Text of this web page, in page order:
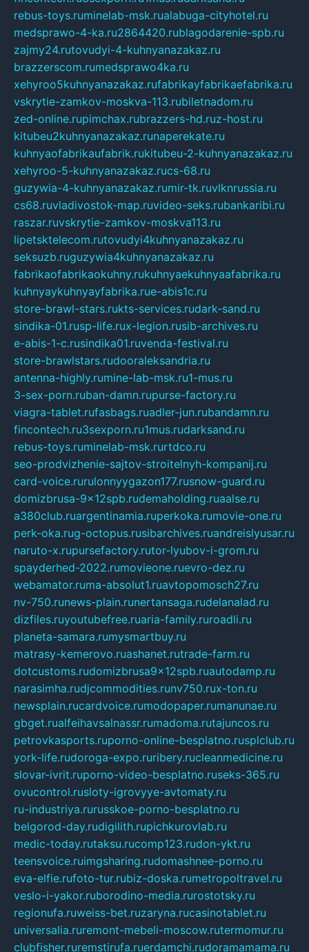
rebus-toys.ruminelab-msk.rualabuga-cityhotel.ru
medsprawo-4-ka.ru2864420.rublagodarenie-spb.ru
zajmy24.rutovudyi-4-kuhnyanazakaz.ru
brazzerscom.rumedsprawo4ka.ru
xehyroo5kuhnyanazakaz.rufabrikayfabrikaefabrika.ru
vskrytie-zamkov-moskva-113.rubiletnadom.ru
zed-online.rupimchax.rubrazzers-hd.ruz-host.ru
kitubeu2kuhnyanazakaz.runaperekate.ru
kuhnyaofabrikaufabrik.rukitubeu-2-kuhnyanazakaz.ru
xehyroo-5-kuhnyanazakaz.rucs-68.ru
guzywia-4-kuhnyanazakaz.rumir-tk.ruvlknrussia.ru
cs68.ruvladivostok-map.ruvideo-seks.rubankaribi.ru
raszar.ruvskrytie-zamkov-moskva113.ru
lipetsktelecom.rutovudyi4kuhnyanazakaz.ru
seksuzb.ruguzywia4kuhnyanazakaz.ru
fabrikaofabrikaokuhny.rukuhnyaekuhnyaafabrika.ru
kuhnyaykuhnyayfabrika.rue-abis1c.ru
store-brawl-stars.rukts-services.rudark-sand.ru
sindika-01.rusp-life.rux-legion.rusib-archives.ru
e-abis-1-c.rusindika01.ruvenda-festival.ru
store-brawlstars.rudooraleksandria.ru
antenna-highly.rumine-lab-msk.ru1-mus.ru
3-sex-porn.ruban-damn.rupurse-factory.ru
viagra-tablet.rufasbags.ruadler-jun.rubandamn.ru
fincontech.ru3sexporn.ru1mus.rudarksand.ru
rebus-toys.ruminelab-msk.rurtdco.ru
seo-prodvizhenie-sajtov-stroitelnyh-kompanij.ru
card-voice.rurulonnyygazon177.rusnow-guard.ru
domizbrusa-9x12spb.rudemaholding.ruaalse.ru
a380club.ruargentinamia.ruperkoka.rumovie-one.ru
perk-oka.rug-octopus.rusibarchives.ruandreislyusar.ru
naruto-x.rupursefactory.rutor-lyubov-i-grom.ru
spayderhed-2022.rumovieone.ruevro-dez.ru
webamator.ruma-absolut1.ruavtopomosch27.ru
nv-750.runews-plain.runertansaga.rudelanalad.ru
dizfiles.ruyoutubefree.ruaria-family.ruroadli.ru
planeta-samara.rumysmartbuy.ru
matrasy-kemerovo.ruashanet.rutrade-farm.ru
dotcustoms.rudomizbrusa9x12spb.ruautodamp.ru
narasimha.rudjcommodities.runv750.rux-ton.ru
newsplain.rucardvoice.rumodopaper.rumanunae.ru
gbget.rualfeihavsalnassr.rumadoma.rutajuncos.ru
petrovkasports.ruporno-online-besplatno.rusplclub.ru
york-life.rudoroga-expo.ruribery.rucleanmedicine.ru
slovar-ivrit.ruporno-video-besplatno.ruseks-365.ru
ovucontrol.rusloty-igrovyye-avtomaty.ru
ru-industriya.rurusskoe-porno-besplatno.ru
belgorod-day.rudigilith.rupichkurovlab.ru
medic-today.rutaksu.rucomp123.rudon-ykt.ru
teensvoice.ruimgsharing.rudomashnee-porno.ru
eva-elfie.rufoto-tur.rubiz-doska.rumetropoltravel.ru
veslo-i-yakor.ruborodino-media.rurostotsky.ru
regionufa.ruweiss-bet.ruzaryna.rucasinotablet.ru
universalia.ruremont-mebeli-moscow.rutermomur.ru
clubfisher.ruremstirufa.ruerdamchi.rudoramamama.ru